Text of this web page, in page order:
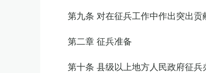
第九条 对在征兵工作中作出突出贡
第二章 征兵准备
第十条 县级以上地方人民政府征